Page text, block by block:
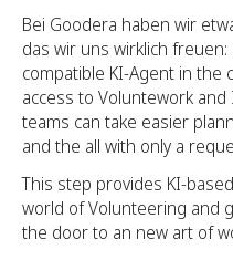
Bei Goodera haben wir
das wir uns wirklich freuen:
compatible KI-Agent in
access to Voluntework
teams can take easier
and the all with only a
This step provides KI-
world of Volunteering and
the door to an new art of